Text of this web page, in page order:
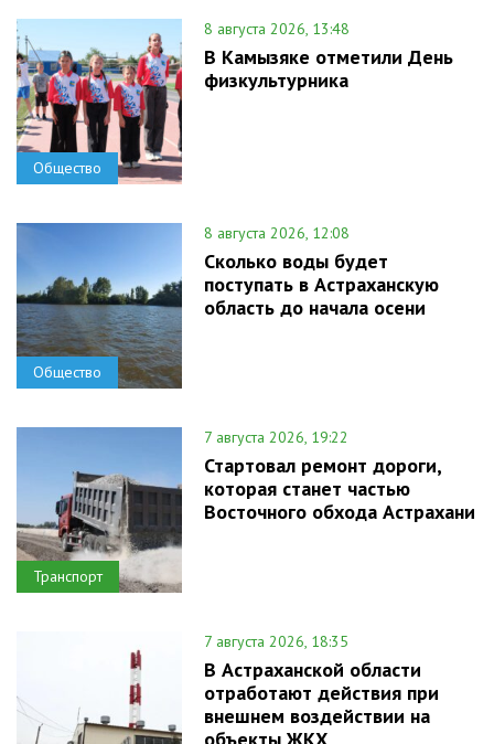
Общество
8 августа 2026, 13:48
В Камызяке отметили День
физкультурника
Общество
8 августа 2026, 12:08
Сколько воды будет
поступать в Астраханскую
область до начала осени
Транспорт
7 августа 2026, 19:22
Стартовал ремонт дороги,
которая станет частью
Восточного обхода Астрахани
7 августа 2026, 18:35
В Астраханской области
отработают действия при
внешнем воздействии на
объекты ЖКХ